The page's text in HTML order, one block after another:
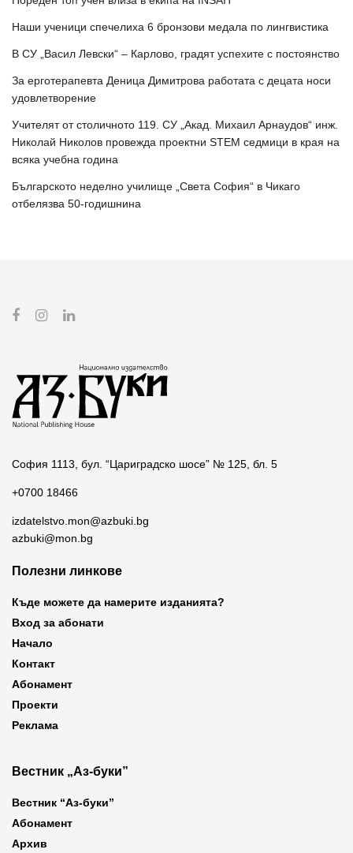
Наши ученици спечелиха 6 бронзови медала по лингвистика
В СУ „Васил Левски“ – Карлово, градят успехите с постоянство
За ерготерапевта Деница Димитрова работата с децата носи
удовлетворение
Учителят от столичното 119. СУ „Акад. Михаил Арнаудов“ инж.
Николай Николов провежда проектни STEM седмици в края на
всяка учебна година
Българското неделно училище „Света София“ в Чикаго
отбелязва 50-годишнина
София 1113, бул. “Цариградско шосе” № 125, бл. 5
+0700 18466
izdatelstvo.mon@azbuki.bg
azbuki@mon.bg
Полезни линкове
Къде можете да намерите изданията?
Вход за абонати
Начало
Контакт
Абонамент
Проекти
Реклама
Вестник „Аз-буки”
Вестник “Аз-буки”
Абонамент
Архив